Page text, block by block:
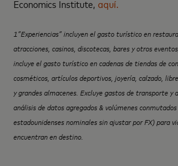
Economics Institute,aquí.
1”Experiencias” incluyen el gasto turístico en
atracciones, casinos, discotecas, bares y otros
incluye el gasto turístico en cadenas de tiendas de
cosméticos, artículos deportivos, joyería, calzado,
y grandes almacenes. Excluye gastos de transporte
análisis de datos agregados & volúmenes
estadounidenses nominales sin ajustar por FX) para
encuentran en destino.